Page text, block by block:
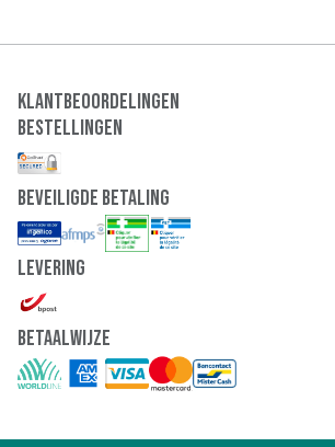
Klantbeoordelingen
Bestellingen
Beveiligde Betaling
Levering
Betaalwijze